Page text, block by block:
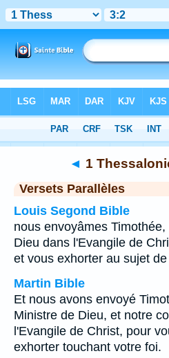
1 Thessaloniciens> Chapitre 3> Verset 2
◄ 1
Versets Parallèles
Louis Segond Bible
nous envoyâmes
Dieu dans l'Evangile de
et vous exhorter au sujet
Martin Bible
Et nous avons envoyé
Ministre de Dieu, et notre
l'Evangile de Christ, pour
exhorter touchant votre foi.